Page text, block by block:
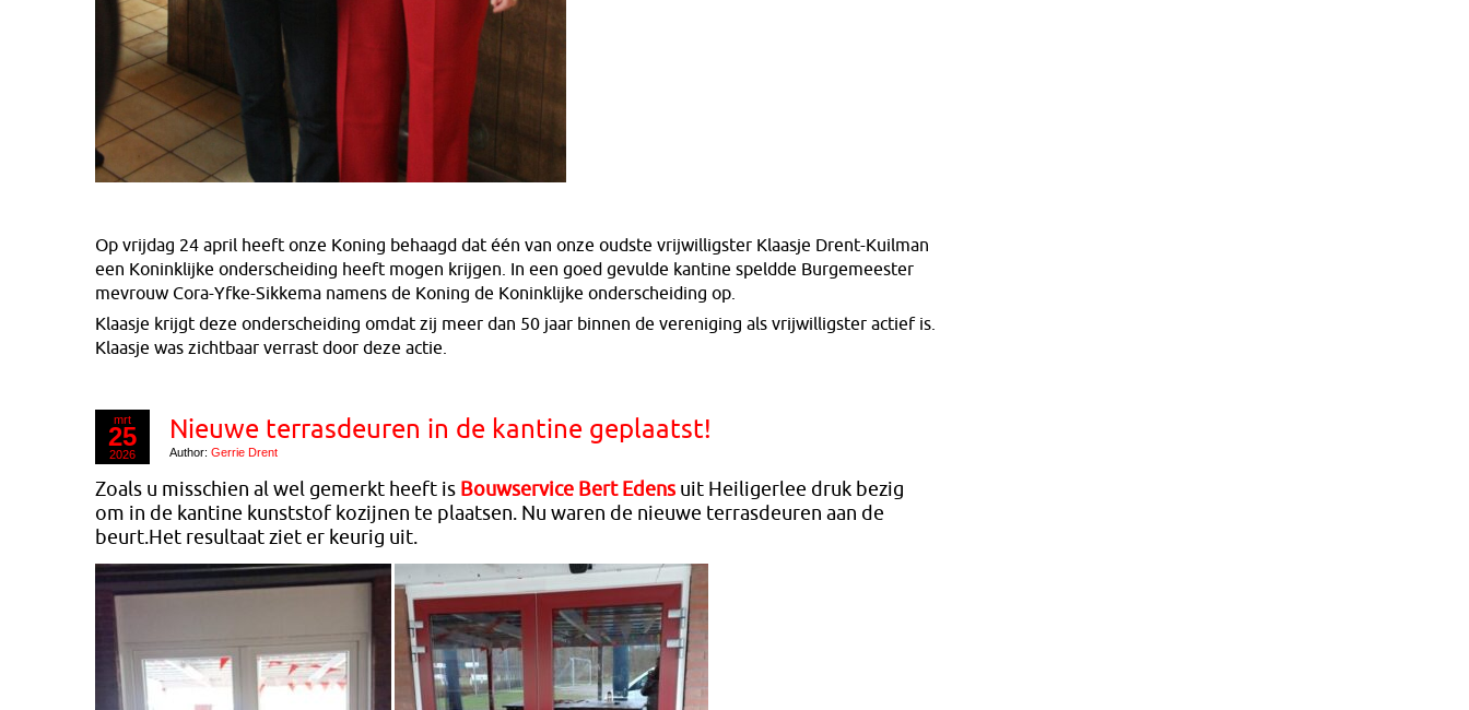
Op vrijdag 24 april heeft onze Koning behaagd dat één van onze oudste vrijwilligster Klaasje Drent-Kuilman
een Koninklijke onderscheiding heeft mogen krijgen. In een goed gevulde kantine speldde Burgemeester
mevrouw Cora-Yfke-Sikkema namens de Koning de Koninklijke onderscheiding op.
Klaasje krijgt deze onderscheiding omdat zij meer dan 50 jaar binnen de vereniging als vrijwilligster actief is.
Klaasje was zichtbaar verrast door deze actie.
mrt
25
2026
Nieuwe terrasdeuren in de kantine geplaatst!
Author: Gerrie Drent
Zoals u misschien al wel gemerkt heeft is Bouwservice Bert Edens uit Heiligerlee druk bezig
om in de kantine kunststof kozijnen te plaatsen. Nu waren de nieuwe terrasdeuren aan de
beurt.Het resultaat ziet er keurig uit.